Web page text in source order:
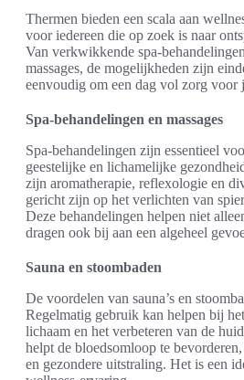
Thermen bieden een scala aan
voor iedereen die op zoek is naar
Van verkwikkende spa-
massages, de mogelijkheden zijn
eenvoudig om een dag vol zorg voor
Spa-behandelingen en massages
Spa-behandelingen zijn essentieel
geestelijke en lichamelijke
zijn aromatherapie, reflexologie en
gericht zijn op het verlichten van
Deze behandelingen helpen niet
dragen ook bij aan een algeheel
Sauna en stoombaden
De voordelen van sauna’s en
Regelmatig gebruik kan helpen bij
lichaam en het verbeteren van de
helpt de bloedsomloop te
en gezondere uitstraling. Het is een